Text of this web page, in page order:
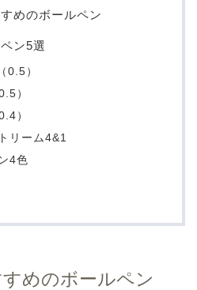
めのボールペン
ン5選
0.5）
）
）
リーム4&1
4色
めのボールペン